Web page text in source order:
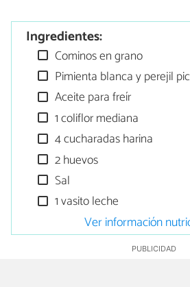
Ingredientes:
Cominos en grano
Pimienta blanca y perejil
Aceite para freír
1 coliflor mediana
4 cucharadas harina
2 huevos
Sal
1 vasito leche
Ver información